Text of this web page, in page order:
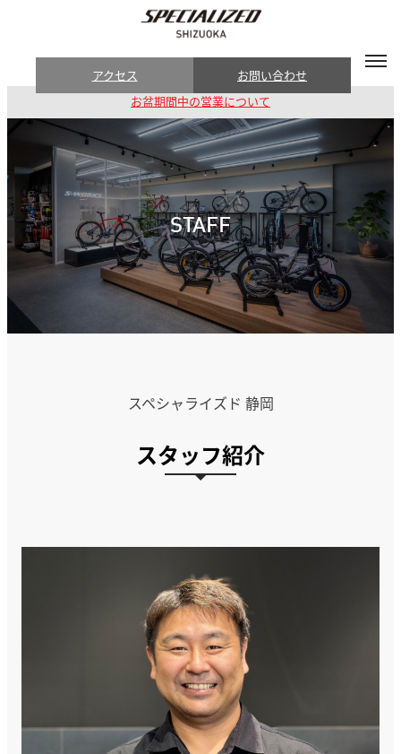
アクセス お問い合わせ
お盆期間中の営業について
STAFF
スペシャライズド 静岡
スタッフ紹介